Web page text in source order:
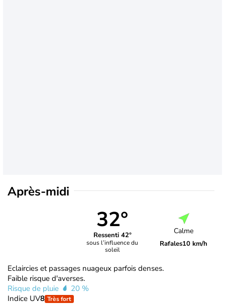
Après-midi
32°
Ressenti 42°
sous l’influence du
soleil
Calme
Rafales10 km/h
Eclaircies et passages nuageux parfois denses.
Faible risque d'averses.
Risque de pluie
20 %
Indice UV8 Très fort